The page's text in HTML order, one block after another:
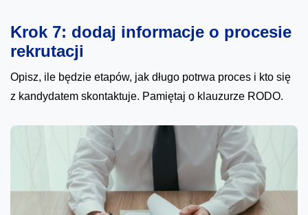
Krok 7: dodaj informacje o procesie
rekrutacji
Opisz, ile będzie etapów, jak długo potrwa proces i kto się
z kandydatem skontaktuje. Pamiętaj o klauzurze RODO.